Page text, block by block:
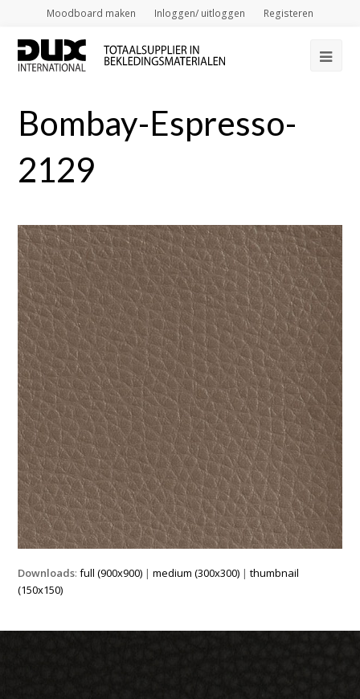
Moodboard maken Inloggen/ uitloggen Registeren
Bombay-Espresso-
2129
Downloads:full (900x900) |medium (300x300) |thumbnail
(150x150)